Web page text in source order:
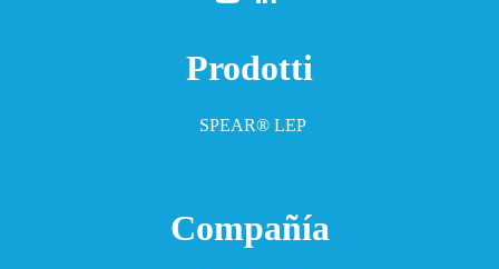
Prodotti
SPEAR® LEP
Compañía